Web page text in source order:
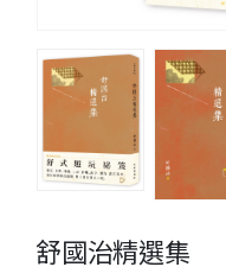
舒國治精選集